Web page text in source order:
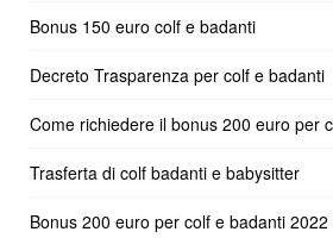
Bonus 150 euro colf e badanti
Decreto Trasparenza per colf e badanti
Come richiedere il bonus 200 euro per
Trasferta di colf badanti e babysitter
Bonus 200 euro per colf e badanti 2022